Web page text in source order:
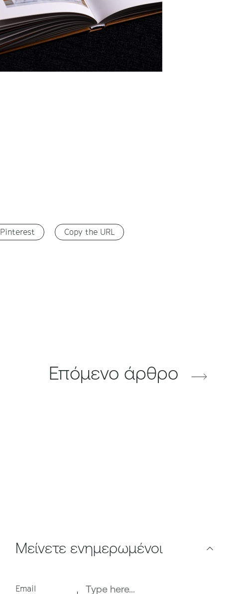
Pinterest Copy the URL
Επόμενο άρθρο
Μείνετε ενημερωμένοι
Email